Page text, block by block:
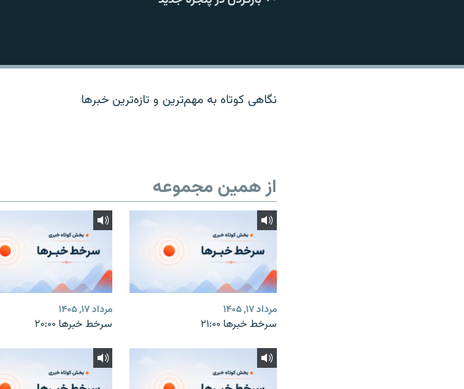
نگاهی کوتاه به مهم‌ترين و تازه‌ترين خبرها
از همین مجموعه
مرداد ۱۷, ۱۴۰۵
سرخط خبرها ۲۱:۰۰
مرداد ۱۷, ۱۴۰۵
سرخط خبرها ۲۰:۰۰